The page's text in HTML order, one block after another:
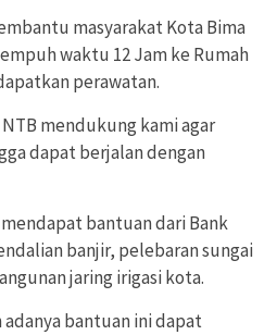
masyarakat Kota Bima
waktu 12 Jam ke Rumah
perawatan.
mendukung kami agar
dapat berjalan dengan
bantuan dari Bank
banjir, pelebaran sungai
jaring irigasi kota.
bantuan ini dapat